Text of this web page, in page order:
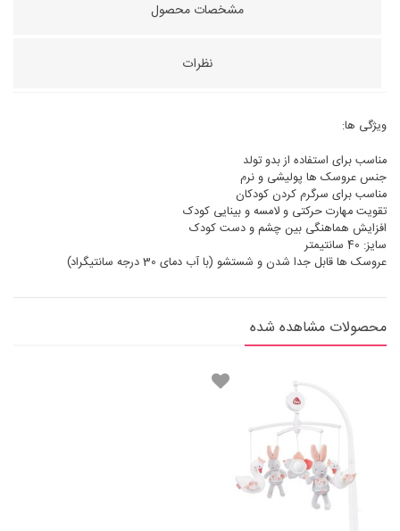
مشخصات محصول
نظرات
ویژگی ها:
مناسب برای استفاده از بدو تولد
جنس عروسک ها پولیشی و نرم
مناسب برای سرگرم کردن کودکان
تقویت مهارت حرکتی و لامسه و بینایی کودک
افزایش هماهنگی بین چشم و دست کودک
سایز: 40 سانتیمتر
عروسک ها قابل جدا شدن و شستشو (با آب دمای 30 درجه سانتیگراد)
محصولات مشاهده شده